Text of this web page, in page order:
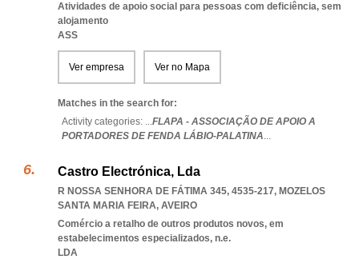
Atividades de apoio social para pessoas com deficiência, sem
alojamento
ASS
Ver empresa Ver no Mapa
Matches in the search for:
Activity categories: ...FLAPA - ASSOCIAÇÃO DE APOIO A
PORTADORES DE FENDA LÁBIO-PALATINA...
Castro Electrónica, Lda
R NOSSA SENHORA DE FÁTIMA 345, 4535-217, MOZELOS
SANTA MARIA FEIRA, AVEIRO
Comércio a retalho de outros produtos novos, em
estabelecimentos especializados, n.e.
LDA